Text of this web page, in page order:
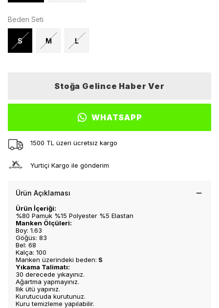
Beden Seti
S M L
Stoğa Gelince Haber Ver
WHATSAPP
1500 TL üzeri ücretsiz kargo
Yurtiçi Kargo ile gönderim
Ürün Açıklaması
Ürün İçeriği:
%80 Pamuk %15 Polyester %5 Elastan
Manken Ölçüleri:
Boy: 1.63
Göğüs: 83
Bel: 68
Kalça: 100
Manken üzerindeki beden: S
Yıkama Talimatı:
30 derecede yıkayınız.
Ağartma yapmayınız.
Ilık ütü yapınız.
Kurutucuda kurutunuz.
Kuru temizleme yapılabilir.